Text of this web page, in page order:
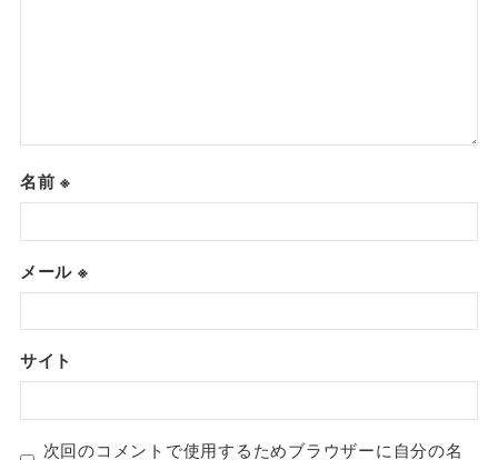
名前※
メール ※
サイト
次回のコメントで使用するためブラウザーに自分の名